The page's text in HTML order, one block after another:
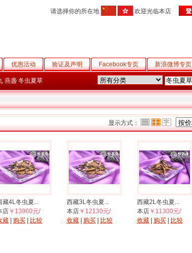
请选择你的所在地 欢迎光临本店
优惠活动 验证及声明 Facebook专页 新浪微博专页
燕盏 冬虫夏草
显示方式：
藏4L冬虫夏...
店￥13960元/
藏| 购买| 比较
西藏3L冬虫夏...
本店￥12130元/
收藏| 购买| 比较
西藏2L冬虫夏...
本店￥11300元/
收藏| 购买| 比较